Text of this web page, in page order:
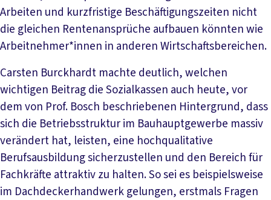
Arbeiten und kurzfristige Beschäftigungszeiten nicht
die gleichen Rentenansprüche aufbauen könnten wie
Arbeitnehmer*innen in anderen Wirtschaftsbereichen.
Carsten Burckhardt machte deutlich, welchen
wichtigen Beitrag die Sozialkassen auch heute, vor
dem von Prof. Bosch beschriebenen Hintergrund, dass
sich die Betriebsstruktur im Bauhauptgewerbe massiv
verändert hat, leisten, eine hochqualitative
Berufsausbildung sicherzustellen und den Bereich für
Fachkräfte attraktiv zu halten. So sei es beispielsweise
im Dachdeckerhandwerk gelungen, erstmals Fragen